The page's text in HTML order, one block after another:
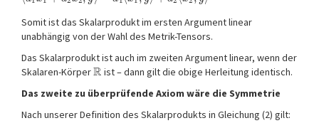
Somit ist das Skalarprodukt im ersten Argument linear
unabhängig von der Wahl des Metrik-Tensors.
Das Skalarprodukt ist auch im zweiten Argument linear, wenn der
Skalaren-KörperR ist – dann gilt die obige Herleitung identisch.
Das zweite zu überprüfende Axiom wäre die Symmetrie
Nach unserer Definition des Skalarprodukts in Gleichung (2) gilt: